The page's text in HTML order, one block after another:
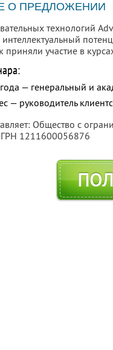
О ПРЕДЛОЖЕНИИ
технологий
интеллектуальный
приняли участие в
— генеральный и
— руководитель
Общество с
1211600056876